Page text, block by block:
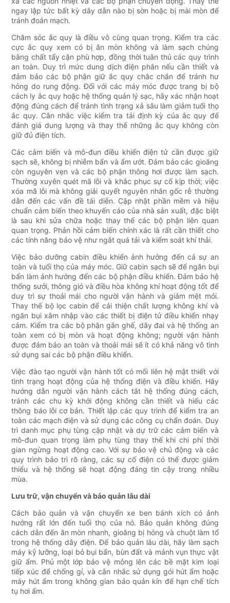
ngay lập tức bất kỳ dây dẫn nào bị sờn hoặc bị mài mòn để
tránh đoản mạch.
Chăm sóc ắc quy là điều vô cùng quan trọng. Kiểm tra các
cực ắc quy xem có bị ăn mòn không và làm sạch chúng
bằng chất tẩy cặn phù hợp, đồng thời tuân thủ các quy trình
an toàn. Duy trì mức dung dịch điện phân nếu cần thiết và
đảm bảo các bộ phận giữ ắc quy chắc chắn để tránh hư
hỏng do rung động. Đối với các máy móc được trang bị bộ
cách ly ắc quy hoặc hệ thống quản lý sạc, hãy xác nhận hoạt
động đúng cách để tránh tình trạng xả sâu làm giảm tuổi thọ
ắc quy. Cân nhắc việc kiểm tra tải định kỳ của ắc quy để
đánh giá dung lượng và thay thế những ắc quy không còn
giữ đủ điện tích.
Các cảm biến và mô-đun điều khiển điện tử cần được giữ
sạch sẽ, không bị nhiễm bẩn và ẩm ướt. Đảm bảo các gioăng
còn nguyên vẹn và các bộ phận thông hơi được làm sạch.
Thường xuyên quét mã lỗi và khắc phục sự cố kịp thời; việc
xóa mã lỗi mà không giải quyết nguyên nhân gốc rễ thường
dẫn đến các vấn đề tái diễn. Cập nhật phần mềm và hiệu
chuẩn cảm biến theo khuyến cáo của nhà sản xuất, đặc biệt
là sau khi sửa chữa hoặc thay thế các bộ phận liên quan
quan trọng. Phản hồi cảm biến chính xác là rất cần thiết cho
các tính năng bảo vệ như ngắt quá tải và kiểm soát khí thải.
Việc bảo dưỡng cabin điều khiển ảnh hưởng đến cả sự an
toàn và tuổi thọ của máy móc. Giữ cabin sạch sẽ để ngăn bụi
bẩn làm ảnh hưởng đến các bộ phận điều khiển. Đảm bảo hệ
thống sưởi, thông gió và điều hòa không khí hoạt động tốt để
duy trì sự thoải mái cho người vận hành và giảm mệt mỏi.
Thay thế bộ lọc cabin để cải thiện chất lượng không khí và
ngăn bụi xâm nhập vào các thiết bị điện tử điều khiển nhạy
cảm. Kiểm tra các bộ phận gắn ghế, dây đai và hệ thống an
toàn xem có bị mòn và hoạt động không; người vận hành
được đảm bảo an toàn và thoải mái sẽ ít có khả năng vô tình
sử dụng sai các bộ phận điều khiển.
Việc đào tạo người vận hành tốt có mối liên hệ mật thiết với
tình trạng hoạt động của hệ thống điện và điều khiển. Hãy
hướng dẫn người vận hành cách tắt hệ thống đúng cách,
tránh các chu kỳ khởi động không cần thiết và hiểu các
thông báo lỗi cơ bản. Thiết lập các quy trình để kiểm tra an
toàn các mạch điện và sử dụng các công cụ chẩn đoán. Duy
trì danh mục phụ tùng cập nhật và dự trữ các cảm biến và
mô-đun quan trọng làm phụ tùng thay thế khi chi phí thời
gian ngừng hoạt động cao. Với sự bảo vệ chủ động và các
quy trình bảo trì rõ ràng, các sự cố điện có thể được giảm
thiểu và hệ thống sẽ hoạt động đáng tin cậy trong nhiều
mùa.
Lưu trữ, vận chuyển và bảo quản lâu dài
Cách bảo quản và vận chuyển xe ben bánh xích có ảnh
hưởng rất lớn đến tuổi thọ của nó. Bảo quản không đúng
cách dẫn đến ăn mòn nhanh, gioăng bị hỏng và chuột làm tổ
trong hệ thống dây điện. Để bảo quản lâu dài, hãy làm sạch
máy kỹ lưỡng, loại bỏ bụi bẩn, bùn đất và mảnh vụn thực vật
giữ ẩm. Phủ một lớp bảo vệ mỏng lên các bề mặt kim loại
tiếp xúc để chống gỉ, và cân nhắc sử dụng gói hút ẩm hoặc
máy hút ẩm trong không gian bảo quản kín để hạn chế tích
tụ hơi ẩm.